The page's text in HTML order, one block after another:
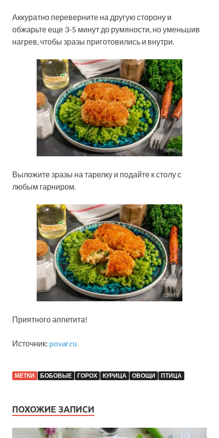
Аккуратно переверните на другую сторону и
обжарьте еще 3-5 минут до румяности, но уменьшив
нагрев, чтобы зразы приготовились и внутри.
Выложите зразы на тарелку и подайте к столу с
любым гарниром.
Приятного аппетита!
Источник: povar.ru
МЕТКИ БОБОВЫЕ ГОРОХ КУРИЦА ОВОЩИ ПТИЦА
ПОХОЖИЕ ЗАПИСИ